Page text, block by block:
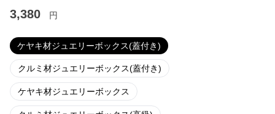
3,380 円
ケヤキ材ジュエリーボックス(蓋付き)
クルミ材ジュエリーボックス(蓋付き)
ケヤキ材ジュエリーボックス